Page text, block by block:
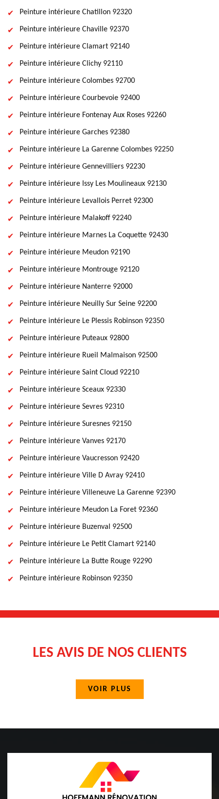
Peinture intérieure Chatillon 92320
Peinture intérieure Chaville 92370
Peinture intérieure Clamart 92140
Peinture intérieure Clichy 92110
Peinture intérieure Colombes 92700
Peinture intérieure Courbevoie 92400
Peinture intérieure Fontenay Aux Roses 92260
Peinture intérieure Garches 92380
Peinture intérieure La Garenne Colombes 92250
Peinture intérieure Gennevilliers 92230
Peinture intérieure Issy Les Moulineaux 92130
Peinture intérieure Levallois Perret 92300
Peinture intérieure Malakoff 92240
Peinture intérieure Marnes La Coquette 92430
Peinture intérieure Meudon 92190
Peinture intérieure Montrouge 92120
Peinture intérieure Nanterre 92000
Peinture intérieure Neuilly Sur Seine 92200
Peinture intérieure Le Plessis Robinson 92350
Peinture intérieure Puteaux 92800
Peinture intérieure Rueil Malmaison 92500
Peinture intérieure Saint Cloud 92210
Peinture intérieure Sceaux 92330
Peinture intérieure Sevres 92310
Peinture intérieure Suresnes 92150
Peinture intérieure Vanves 92170
Peinture intérieure Vaucresson 92420
Peinture intérieure Ville D Avray 92410
Peinture intérieure Villeneuve La Garenne 92390
Peinture intérieure Meudon La Foret 92360
Peinture intérieure Buzenval 92500
Peinture intérieure Le Petit Clamart 92140
Peinture intérieure La Butte Rouge 92290
Peinture intérieure Robinson 92350
LES AVIS DE NOS CLIENTS
VOIR PLUS